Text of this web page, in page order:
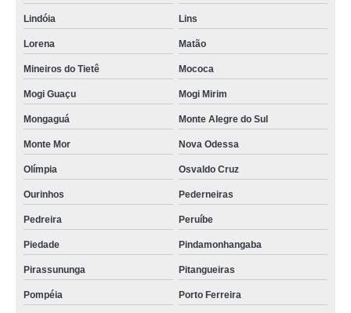
Lindóia Lins
Lorena Matão
Mineiros do Tietê Mococa
Mogi Guaçu Mogi Mirim
Mongaguá Monte Alegre do Sul
Monte Mor Nova Odessa
Olímpia Osvaldo Cruz
Ourinhos Pederneiras
Pedreira Peruíbe
Piedade Pindamonhangaba
Pirassununga Pitangueiras
Pompéia Porto Ferreira